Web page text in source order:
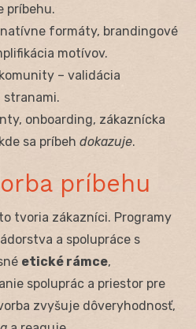
príbehu.
formáty, brandingové
motívov.
komunity – validácia
onboarding, zákaznícka
sa príbeh dokazuje.
príbehu
tvoria zákazníci. Programy
a spolupráce s
etické rámce,
spoluprác a priestor pre
zvyšuje dôveryhodnosť,